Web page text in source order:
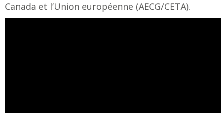
Canada et l’Union européenne (AECG/CETA).